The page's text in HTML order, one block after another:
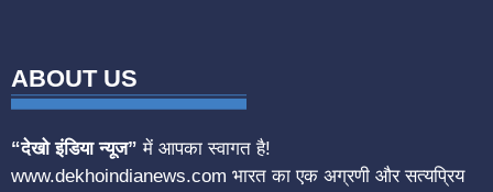
ABOUT US
“देखो इंडिया न्यूज” में आपका स्वागत है!
www.dekhoindianews.com भारत का एक अग्रणी और सत्यप्रिय